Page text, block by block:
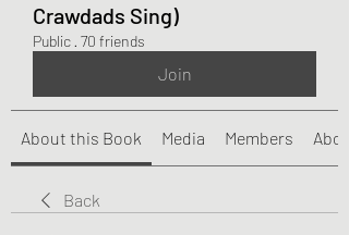
Crawdads Sing)
Public · 70 friends
Join
About this Book Media Members About
Back